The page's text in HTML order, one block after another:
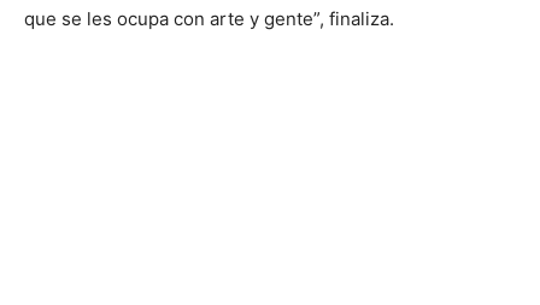
que se les ocupa con arte y gente”, finaliza.